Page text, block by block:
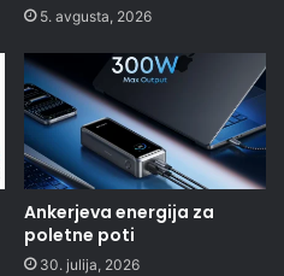
5. avgusta, 2026
Ankerjeva energija za
poletne poti
30. julija, 2026